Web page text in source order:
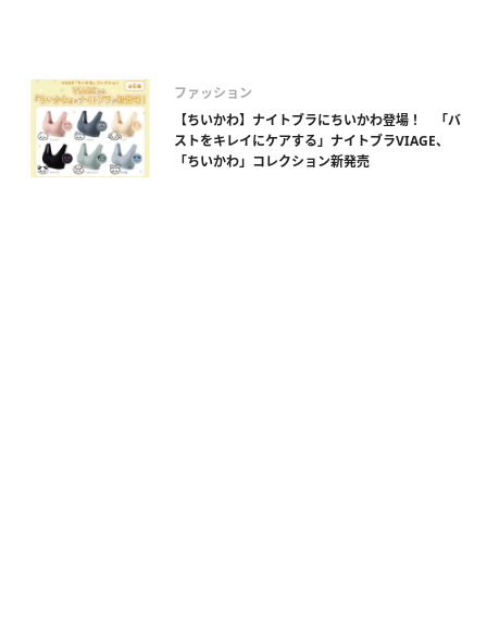
ファッション
【ちいかわ】ナイトブラにちいかわ登場！ 「バ
ストをキレイにケアする」ナイトブラVIAGE、
「ちいかわ」コレクション新発売